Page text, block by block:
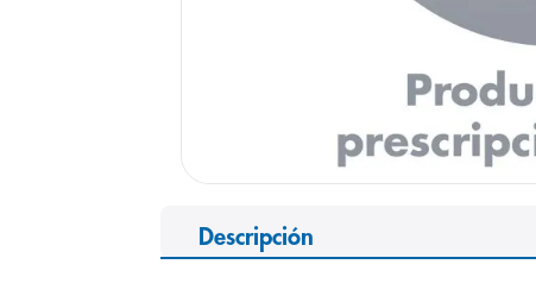
Descripción